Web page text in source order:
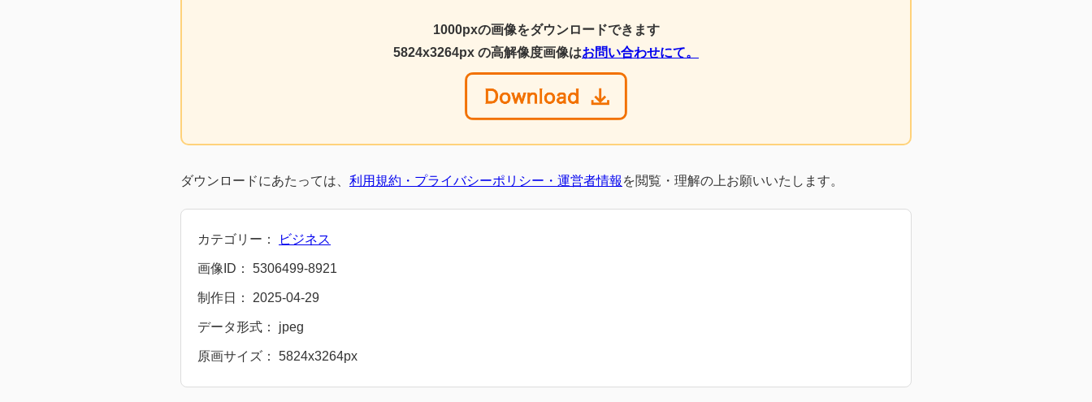
1000pxの画像をダウンロードできます
5824x3264px の高解像度画像はお問い合わせにて。
ダウンロードにあたっては、 利用規約・プライバシーポリシー・運営者情報 を閲覧・理解の上お願いいたします。
カテゴリー： ビジネス
画像ID： 5306499-8921
制作日： 2025-04-29
データ形式： jpeg
原画サイズ： 5824x3264px